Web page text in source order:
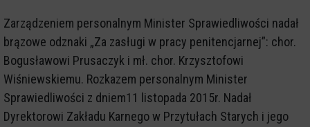
Zarządzeniem personalnym Minister Sprawiedliwości nadał
brązowe odznaki „Za zasługi w pracy penitencjarnej”: chor.
Bogusławowi Prusaczyk i mł. chor. Krzysztofowi
Wiśniewskiemu. Rozkazem personalnym Minister
Sprawiedliwości z dniem11 listopada 2015r. Nadał
Dyrektorowi Zakładu Karnego w Przytułach Starych i jego